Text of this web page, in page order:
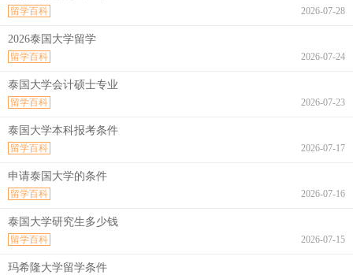
2026-07-28
留学百科
2026泰国大学留学
2026-07-24
留学百科
泰国大学会计硕士专业
2026-07-23
留学百科
泰国大学本科报考条件
2026-07-17
留学百科
申请泰国大学的条件
2026-07-16
留学百科
泰国大学研究生多少钱
2026-07-15
留学百科
玛希隆大学留学条件